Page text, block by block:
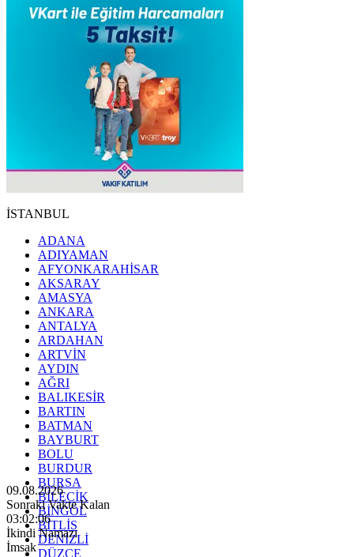
İSTANBUL
ADANA
ADIYAMAN
AFYONKARAHİSAR
AKSARAY
AMASYA
ANKARA
ANTALYA
ARDAHAN
ARTVİN
AYDIN
AĞRI
BALIKESİR
BARTIN
BATMAN
BAYBURT
BOLU
BURDUR
BURSA
BİLECİK
BİNGÖL
BİTLİS
DENİZLİ
DÜZCE
09.08.2026
Sonraki Vakte Kalan
03:02:04
İkindi Namazı
İmsak